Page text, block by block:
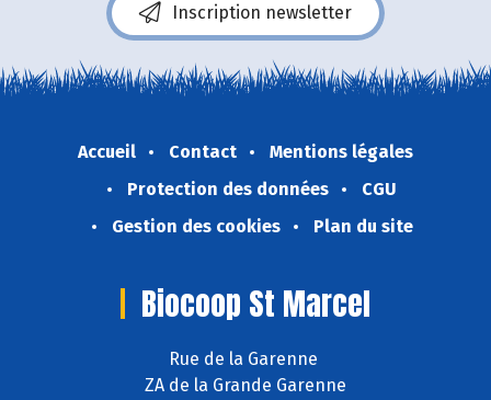
Inscription newsletter
Accueil Contact
Mentions légales
Protection des données
CGU
Gestion des cookies
Plan du site
Biocoop St Marcel
Rue de la Garenne
ZA de la Grande Garenne